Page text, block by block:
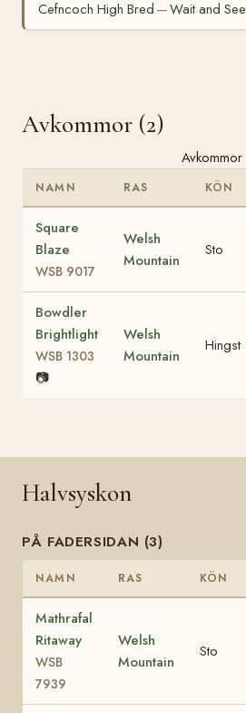
Cefncoch High Bred —Wait and See
Avkommor (2)
Avkommor
NAMN RAS KÖN
Square
Blaze
WSB 9017
Welsh
Mountain
Sto
Bowdler
Brightlight
WSB 1303
📷
Welsh
Mountain
Hingst
Halvsyskon
PÅ FADERSIDAN (3)
NAMN RAS KÖN
Mathrafal
Ritaway
WSB
7939
Welsh
Mountain
Sto